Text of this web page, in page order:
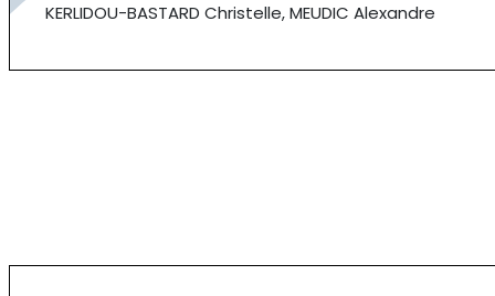
KERLIDOU-BASTARD Christelle, MEUDIC Alexandre